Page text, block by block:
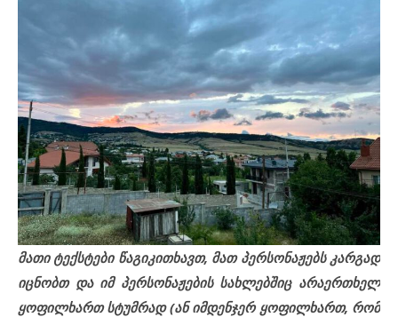
მათი ტექსტები წაგიკითხავთ, მათ პერსონაჟებს კარგად
იცნობთ და იმ პერსონაჟების სახლებშიც არაერთხელ
ყოფილხართ სტუმრად (ან იმდენჯერ ყოფილხართ, რომ